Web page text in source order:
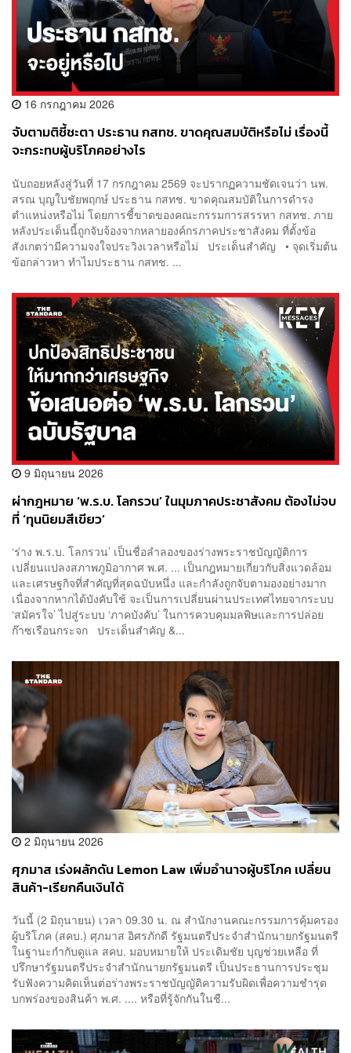
16 กรกฎาคม 2026
จับตามติชี้ชะตา ประธาน กสทช. ขาดคุณสมบัติหรือไม่ เรื่องนี้
จะกระทบผู้บริโภคอย่างไร
นับถอยหลังสู่วันที่ 17 กรกฎาคม 2569 จะปรากฏความชัดเจนว่า นพ.
สรณ บุญใบชัยพฤกษ์ ประธาน กสทช. ขาดคุณสมบัติในการดำรง
ตำแหน่งหรือไม่ โดยการชี้ขาดของคณะกรรมการสรรหา กสทช. ภาย
หลังประเด็นนี้ถูกจับจ้องจากหลายองค์กรภาคประชาสังคม ที่ตั้งข้อ
สังเกตว่ามีความจงใจประวิงเวลาหรือไม่ ประเด็นสำคัญ • จุดเริ่มต้น
ข้อกล่าวหา ทำไมประธาน กสทช. ...
9 มิถุนายน 2026
ผ่ากฎหมาย ‘พ.ร.บ. โลกรวน’ ในมุมภาคประชาสังคม ต้องไม่จบ
ที่ ‘ทุนนิยมสีเขียว’
‘ร่าง พ.ร.บ. โลกรวน’ เป็นชื่อลำลองของร่างพระราชบัญญัติการ
เปลี่ยนแปลงสภาพภูมิอากาศ พ.ศ. ... เป็นกฎหมายเกี่ยวกับสิ่งแวดล้อม
และเศรษฐกิจที่สำคัญที่สุดฉบับหนึ่ง และกำลังถูกจับตามองอย่างมาก
เนื่องจากหากได้บังคับใช้ จะเป็นการเปลี่ยนผ่านประเทศไทยจากระบบ
‘สมัครใจ’ ไปสู่ระบบ ‘ภาคบังคับ’ ในการควบคุมมลพิษและการปล่อย
ก๊าซเรือนกระจก ประเด็นสำคัญ &...
2 มิถุนายน 2026
ศุภมาส เร่งผลักดัน Lemon Law เพิ่มอำนาจผู้บริโภค เปลี่ยน
สินค้า-เรียกคืนเงินได้
วันนี้ (2 มิถุนายน) เวลา 09.30 น. ณ สำนักงานคณะกรรมการคุ้มครอง
ผู้บริโภค (สคบ.) ศุภมาส อิศรภักดี รัฐมนตรีประจำสำนักนายกรัฐมนตรี
ในฐานะกำกับดูแล สคบ. มอบหมายให้ ประเดิมชัย บุญช่วยเหลือ ที่
ปรึกษารัฐมนตรีประจำสำนักนายกรัฐมนตรี เป็นประธานการประชุม
รับฟังความคิดเห็นต่อร่างพระราชบัญญัติความรับผิดเพื่อความชำรุด
บกพร่องของสินค้า พ.ศ. .... หรือที่รู้จักกันในชื...